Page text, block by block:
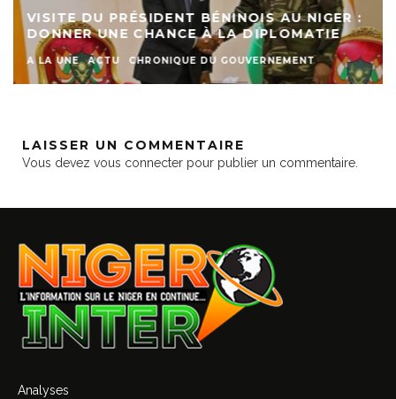
VISITE DU PRÉSIDENT BÉNINOIS AU NIGER :
DONNER UNE CHANCE À LA DIPLOMATIE
A LA UNE ACTU CHRONIQUE DU GOUVERNEMENT
LAISSER UN COMMENTAIRE
Vous devez vous connecter pour publier un commentaire.
Analyses